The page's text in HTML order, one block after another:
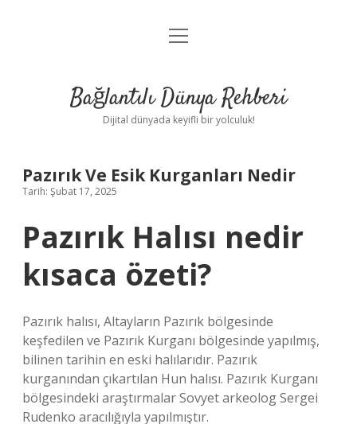
Anasayfa
Yasal Uyarı
menüyü
Bağlantılı Dünya Rehberi
Dijital dünyada keyifli bir yolculuk!
Pazırık Ve Esik Kurganları Nedir
Tarih: Şubat 17, 2025
Pazırık Halısı nedir
kısaca özeti?
Pazırık halısı, Altayların Pazırık bölgesinde
keşfedilen ve Pazırık Kurganı bölgesinde yapılmış,
bilinen tarihin en eski halılarıdır. Pazırık
kurganından çıkartılan Hun halısı. Pazırık Kurganı
bölgesindeki araştırmalar Sovyet arkeolog Sergei
Rudenko aracılığıyla yapılmıştır.